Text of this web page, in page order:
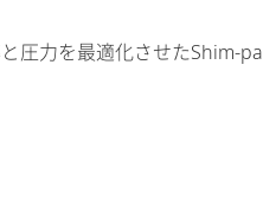
圧力を最適化させたShim-